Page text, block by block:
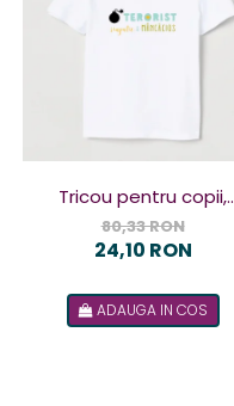
Tricou pentru copii,
design Terorist
80,33 RON
24,10 RON
ADAUGA IN COS